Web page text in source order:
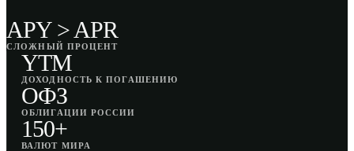
APY > APR
СЛОЖНЫЙ ПРОЦЕНТ
YTM
ДОХОДНОСТЬ К ПОГАШЕНИЮ
ОФЗ
ОБЛИГАЦИИ РОССИИ
150+
ВАЛЮТ МИРА